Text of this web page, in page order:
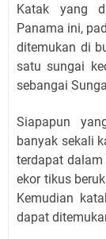
Katak yang
Panama ini,
ditemukan di
satu sungai
sebangai
Siapapun
banyak sekali
terdapat
ekor tikus
Kemudian
dapat